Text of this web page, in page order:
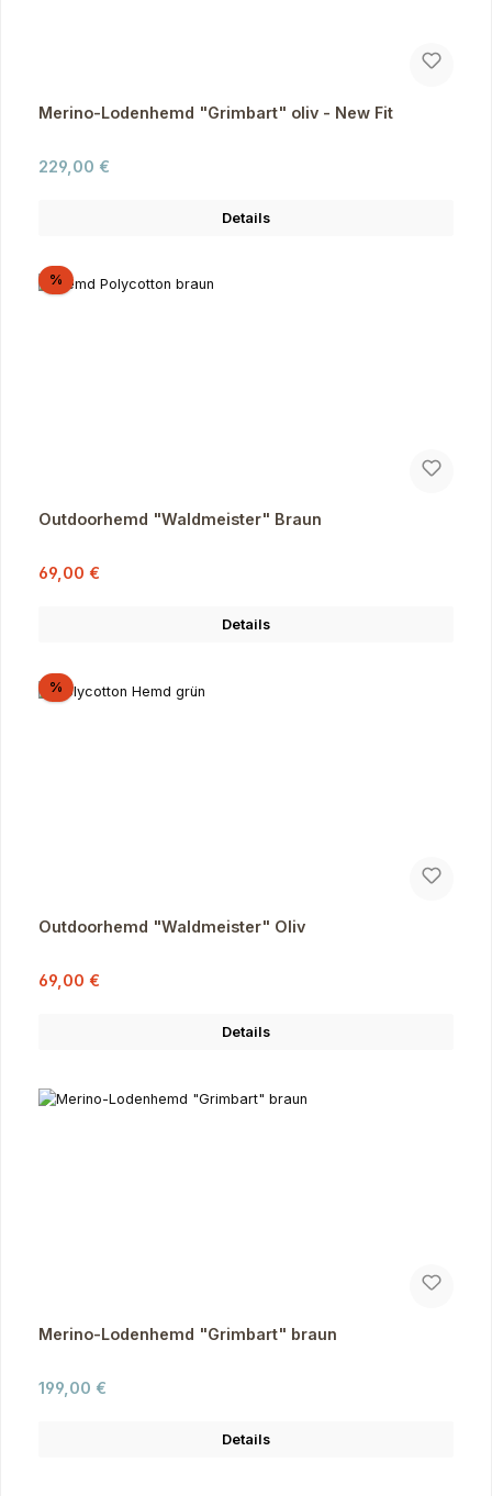
Merino-Lodenhemd "Grimbart" oliv - New Fit
Regulärer Preis:
229,00 €
Details
%Rabatt
Outdoorhemd "Waldmeister" Braun
Verkaufspreis:
69,00 €
Details
%Rabatt
Outdoorhemd "Waldmeister" Oliv
Verkaufspreis:
69,00 €
Details
Merino-Lodenhemd "Grimbart" braun
Regulärer Preis:
199,00 €
Details